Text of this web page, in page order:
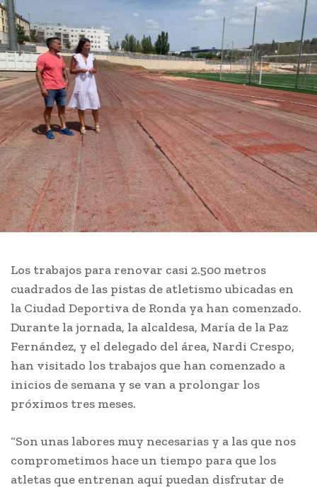
Los trabajos para renovar casi 2.500 metros
cuadrados de las pistas de atletismo ubicadas en
la Ciudad Deportiva de Ronda ya han comenzado.
Durante la jornada, la alcaldesa, María de la Paz
Fernández, y el delegado del área, Nardi Crespo,
han visitado los trabajos que han comenzado a
inicios de semana y se van a prolongar los
próximos tres meses.
“Son unas labores muy necesarias y a las que nos
comprometimos hace un tiempo para que los
atletas que entrenan aquí puedan disfrutar de